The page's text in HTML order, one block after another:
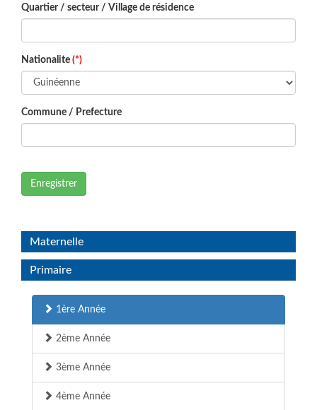
Quartier / secteur / Village de résidence
Nationalite (*)
Commune / Prefecture
Enregistrer
Maternelle
Primaire
1ère Année
2ème Année
3ème Année
4ème Année